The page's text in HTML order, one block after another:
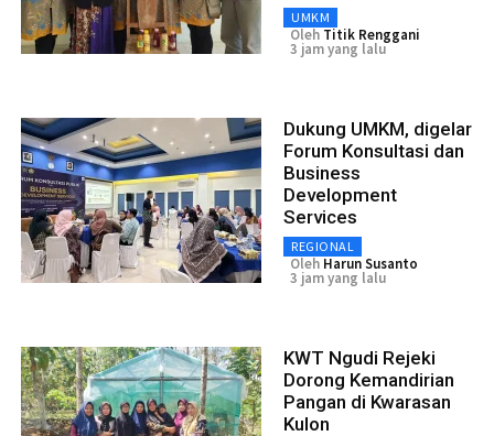
UMKM
Oleh Titik Renggani
3 jam yang lalu
Dukung UMKM, digelar
Forum Konsultasi dan
Business
Development
Services
REGIONAL
Oleh Harun Susanto
3 jam yang lalu
KWT Ngudi Rejeki
Dorong Kemandirian
Pangan di Kwarasan
Kulon